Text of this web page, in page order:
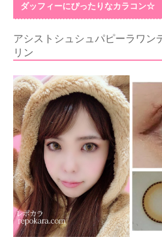
ダッフィーにぴったりなカラコン☆
アシストシュシュパピーラワ
リン